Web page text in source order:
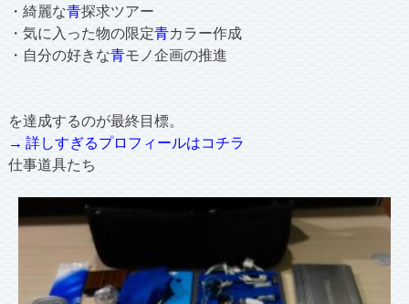
・綺麗な青探求ツアー
・気に入った物の限定青カラー作成
・自分の好きな青モノ企画の推進
を達成するのが最終目標。
→ 詳しすぎるプロフィールはコチラ
仕事道具たち